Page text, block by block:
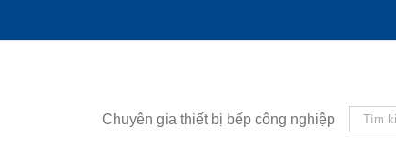
Kết
quả
Chuyên gia thiết bị bếp công nghiệp